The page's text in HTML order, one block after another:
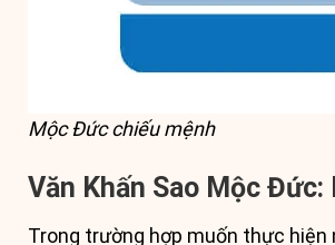
Mộc Đức chiếu mệnh
Văn Khấn Sao Mộc
Trong trường hợp muốn thực hiện